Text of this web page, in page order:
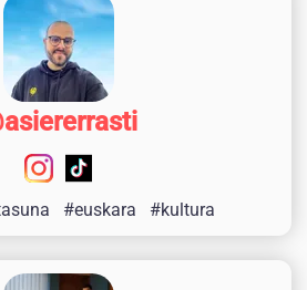
#euskara #kultura